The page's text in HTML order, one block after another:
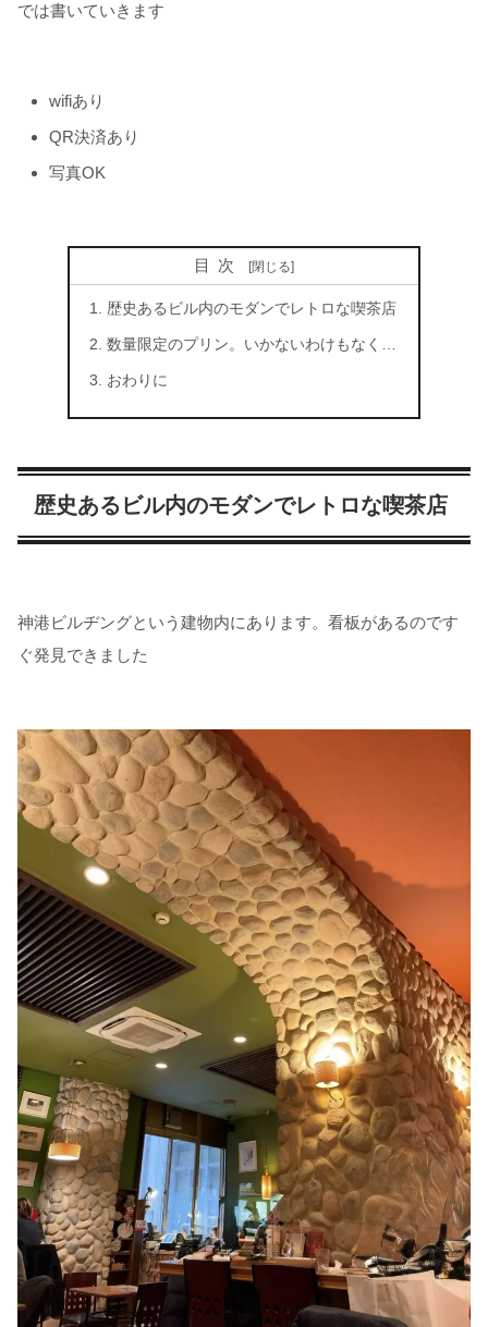
では書いていきます
wifiあり
QR決済あり
写真OK
目次
歴史あるビル内のモダンでレトロな喫茶店
数量限定のプリン。いかないわけもなく…
おわりに
歴史あるビル内のモダンでレトロな喫茶店
神港ビルヂングという建物内にあります。看板があるのです
ぐ発見できました